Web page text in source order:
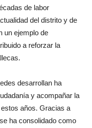
de labor
del distrito y de
un ejemplo de
a reforzar la
desarrollan ha
y acompañar la
años. Gracias a
ha consolidado como